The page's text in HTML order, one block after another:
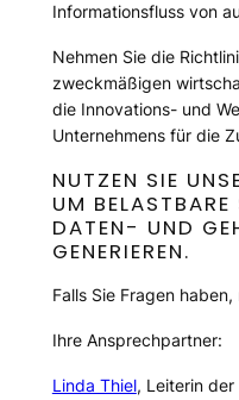
Informationsfluss von
Nehmen Sie die
zweckmäßigen
die Innovations- und
Unternehmens für die
NUTZEN SIE
UM
DATEN- UND
GENERIEREN.
Falls Sie Fragen
Ihre Ansprechpartner:
Linda Thiel, Leiterin